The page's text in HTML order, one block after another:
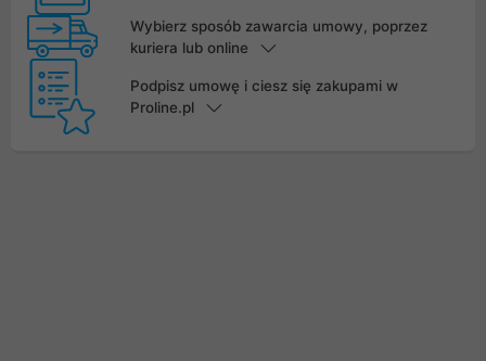
Wybierz sposób zawarcia umowy, poprzez
kuriera lub online
Podpisz umowę i ciesz się zakupami w
Proline.pl